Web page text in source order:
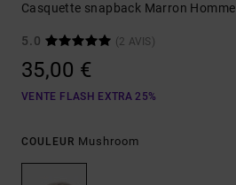
Casquette snapback Marron Homme
5.0 (2 AVIS)
35,00 €
VENTE FLASH EXTRA 25%
COULEUR Mushroom